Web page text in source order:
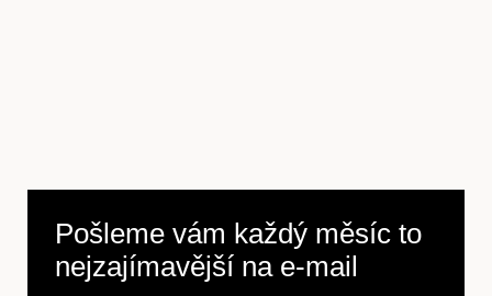
Pošleme vám každý měsíc to
nejzajímavější na e-mail